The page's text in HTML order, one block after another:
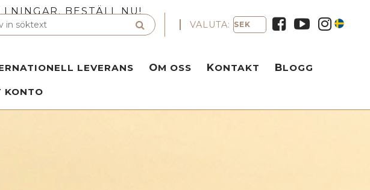
BESTÄLL NU!
VALUTA:
LEVERANS OM OSS KONTAKT BLOGG
KONTO